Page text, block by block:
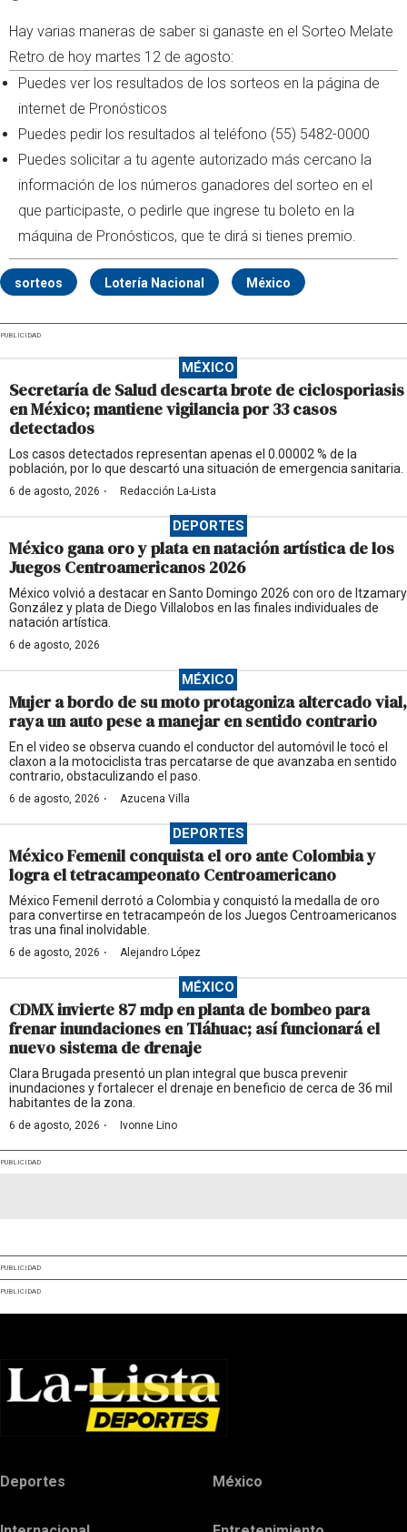
Hay varias maneras de saber si ganaste en el Sorteo Melate
Retro de hoy martes 12 de agosto:
Puedes ver los resultados de los sorteos en la página de
internet de Pronósticos
Puedes pedir los resultados al teléfono (55) 5482-0000
Puedes solicitar a tu agente autorizado más cercano la
información de los números ganadores del sorteo en el
que participaste, o pedirle que ingrese tu boleto en la
máquina de Pronósticos, que te dirá si tienes premio.
sorteos Lotería Nacional México
PUBLICIDAD
MÉXICO
Secretaría de Salud descarta brote de ciclosporiasis
en México; mantiene vigilancia por 33 casos
detectados
Los casos detectados representan apenas el 0.00002 % de la
población, por lo que descartó una situación de emergencia sanitaria.
6 de agosto, 2026 · Redacción La-Lista
DEPORTES
México gana oro y plata en natación artística de los
Juegos Centroamericanos 2026
México volvió a destacar en Santo Domingo 2026 con oro de Itzamary
González y plata de Diego Villalobos en las finales individuales de
natación artística.
6 de agosto, 2026
MÉXICO
Mujer a bordo de su moto protagoniza altercado vial,
raya un auto pese a manejar en sentido contrario
En el video se observa cuando el conductor del automóvil le tocó el
claxon a la motociclista tras percatarse de que avanzaba en sentido
contrario, obstaculizando el paso.
6 de agosto, 2026 · Azucena Villa
DEPORTES
México Femenil conquista el oro ante Colombia y
logra el tetracampeonato Centroamericano
México Femenil derrotó a Colombia y conquistó la medalla de oro
para convertirse en tetracampeón de los Juegos Centroamericanos
tras una final inolvidable.
6 de agosto, 2026 · Alejandro López
MÉXICO
CDMX invierte 87 mdp en planta de bombeo para
frenar inundaciones en Tláhuac; así funcionará el
nuevo sistema de drenaje
Clara Brugada presentó un plan integral que busca prevenir
inundaciones y fortalecer el drenaje en beneficio de cerca de 36 mil
habitantes de la zona.
6 de agosto, 2026 · Ivonne Lino
PUBLICIDAD
PUBLICIDAD
PUBLICIDAD
Deportes México